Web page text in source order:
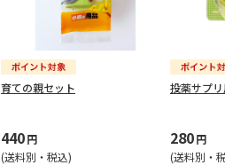
育ての親セット
440円
(送料別・税込)
投薬サプ
280円
(送料別・